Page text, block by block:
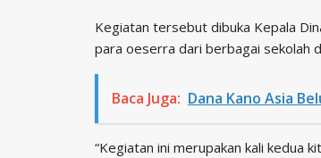
Kegiatan tersebut dibuka Kepala
para oeserra dari berbagai sekolah
Baca Juga: Dana Kano Asia
“Kegiatan ini merupakan kali kedua